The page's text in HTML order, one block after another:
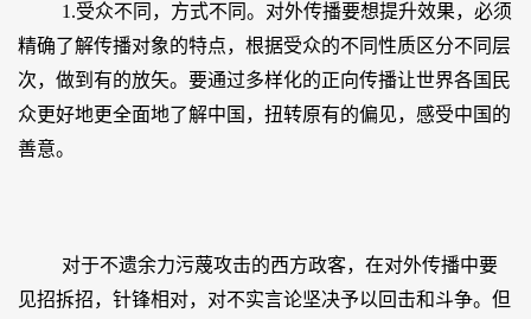
1.受众不同，方式不同。对外传播要想提升效果，必须
精确了解传播对象的特点，根据受众的不同性质区分不同层
次，做到有的放矢。要通过多样化的正向传播让世界各国民
众更好地更全面地了解中国，扭转原有的偏见，感受中国的
善意。
对于不遗余力污蔑攻击的西方政客，在对外传播中要
见招拆招，针锋相对，对不实言论坚决予以回击和斗争。但